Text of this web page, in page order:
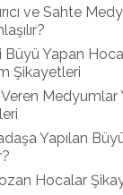
ve Sahte
Büyü Yapan
Şikayetleri
Medyumlar
Yapılan
Hocalar